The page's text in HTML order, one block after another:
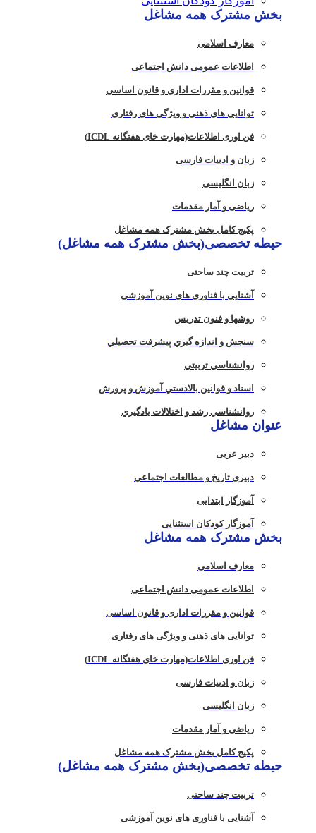
بخش مشترک همه مشاغل
معارف اسلامی
اطلاعات عمومی دانش اجتماعی
قوانین و مقررات اداری و قانون اساسی
توانایی های ذهنی و ویژگی های رفتاری
فن اوری اطلاعات(مهارت خای هفتگانه ICDL)
زبان و ادبیات فارسی
زبان انگلیسی
ریاضی و آمار مقدمات
پکیج کامل بخش مشترک همه مشاغل
حیطه تخصصی(بخش مشترک همه مشاغل)
تربیت چند ساحتی
آشنایی با فناوری های نوین آموزشی
روشها و فنون تدريس
سنجش و اندازه گيري پيشرفت تحصيلي
روانشناسي تربيتي
اسناد و قوانين بالادستي آموزش و پرورش
روانشناسي رشد و اختلالات يادگيري
عنوان مشاغل
دبير عربی
دبیری تاریخ و مطالعات اجتماعی
آموزگار ابتدایی
آموزگار کودکان استثنایی
بخش مشترک همه مشاغل
معارف اسلامی
اطلاعات عمومی دانش اجتماعی
قوانین و مقررات اداری و قانون اساسی
توانایی های ذهنی و ویژگی های رفتاری
فن اوری اطلاعات(مهارت خای هفتگانه ICDL)
زبان و ادبیات فارسی
زبان انگلیسی
ریاضی و آمار مقدمات
پکیج کامل بخش مشترک همه مشاغل
حیطه تخصصی(بخش مشترک همه مشاغل)
تربیت چند ساحتی
آشنایی با فناوری های نوین آموزشی